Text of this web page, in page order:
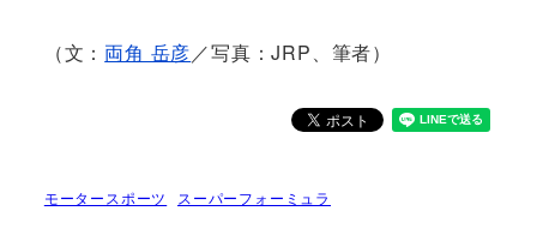
（文： 両角 岳彦／写真：JRP、筆者）
モータースポーツ スーパーフォーミュラ